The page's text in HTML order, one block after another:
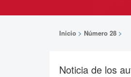
Inicio > Número 28 >
Noticia de los